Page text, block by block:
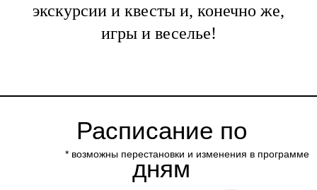
экскурсии и квесты и, конечно же,
игры и веселье!
Расписание по
дням
* возможны перестановки и изменения в программе